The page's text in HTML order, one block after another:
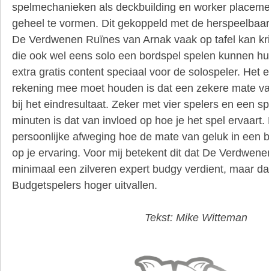
spelmechanieken als deckbuilding en worker
geheel te vormen. Dit gekoppeld met de
De Verdwenen Ruïnes van Arnak vaak op tafel kan
die ook wel eens solo een bordspel spelen kunnen
extra gratis content speciaal voor de solospeler. Het
rekening mee moet houden is dat een zekere mate
bij het eindresultaat. Zeker met vier spelers en een
minuten is dat van invloed op hoe je het spel
persoonlijke afweging hoe de mate van geluk in een
op je ervaring. Voor mij betekent dit dat De
minimaal een zilveren expert budgy verdient, maar
Budgetspelers hoger uitvallen.
Tekst: Mike Witteman